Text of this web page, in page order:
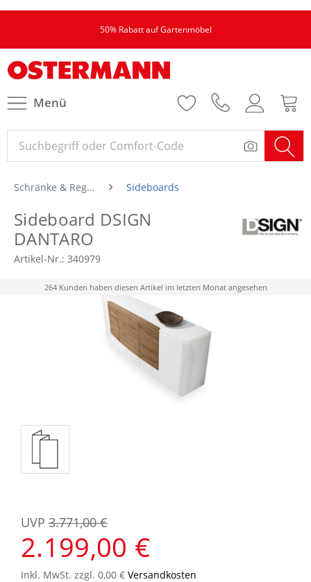
50% Rabatt auf Gartenmöbel
Menü
Schränke & Regale Sideboards
Sideboard DSIGN
DANTARO
Artikel-Nr.: 340979
264 Kunden haben diesen Artikel im letzten Monat angesehen
2.199,00 €
UVP 3.771,00 €
Inkl. MwSt. zzgl. 0,00 € Versandkosten